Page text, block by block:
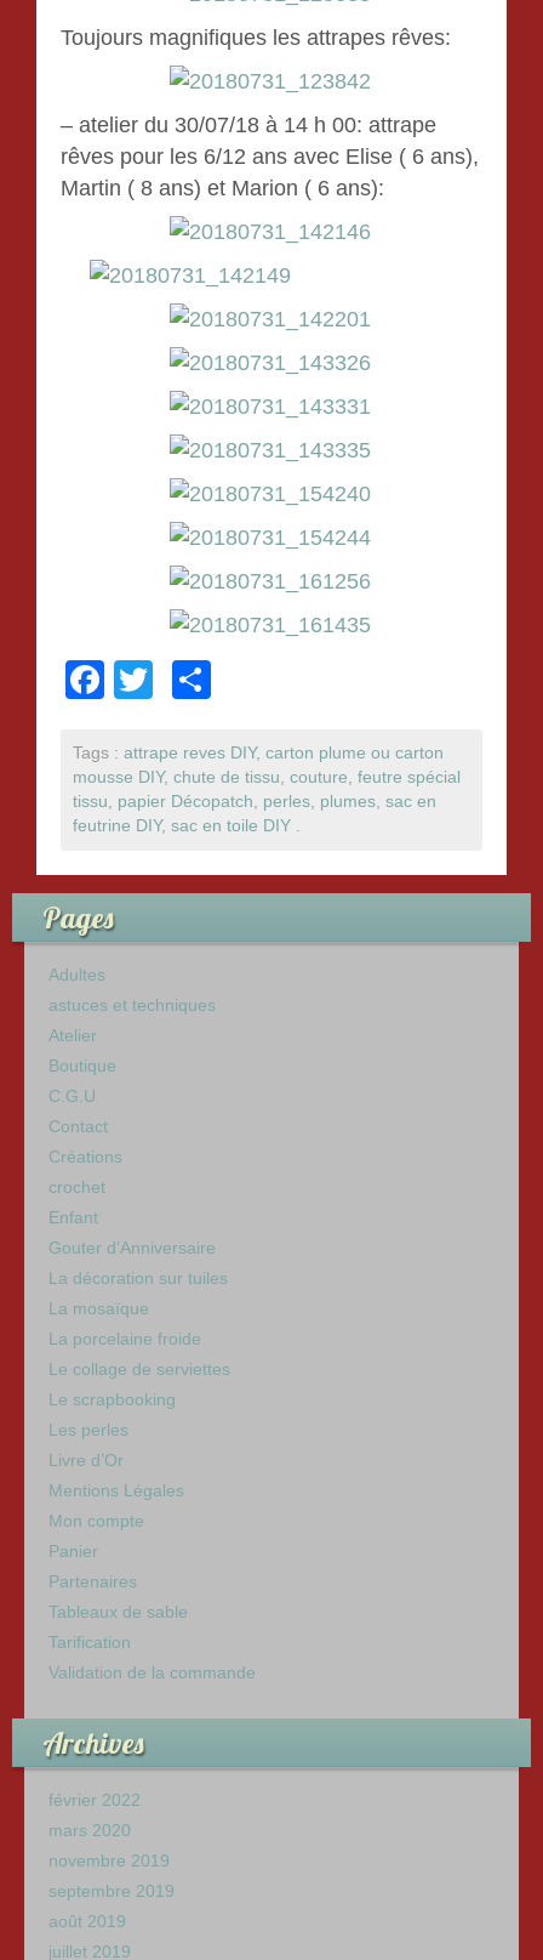
Toujours magnifiques les attrapes rêves:
– atelier du 30/07/18 à 14 h 00: attrape
rêves pour les 6/12 ans avec Elise ( 6 ans),
Martin ( 8 ans) et Marion ( 6 ans):
F
c
e
b
o
o
k
tt
er
ta
g
er
Tags : attrape reves DIY, carton plume ou carton
mousse DIY, chute de tissu, couture, feutre spécial
tissu, papier Décopatch, perles, plumes, sac en
feutrine DIY, sac en toile DIY .
Pages
Adultes
astuces et techniques
Atelier
Boutique
C.G.U
Contact
Créations
crochet
Enfant
Gouter d’Anniversaire
La décoration sur tuiles
La mosaïque
La porcelaine froide
Le collage de serviettes
Le scrapbooking
Les perles
Livre d’Or
Mentions Légales
Mon compte
Panier
Partenaires
Tableaux de sable
Tarification
Validation de la commande
Archives
février 2022
mars 2020
novembre 2019
septembre 2019
août 2019
juillet 2019